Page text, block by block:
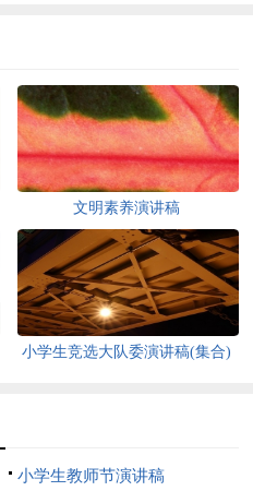
文明素养演讲稿
小学生竞选大队委演讲稿(集合)
小学生教师节演讲稿